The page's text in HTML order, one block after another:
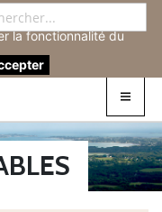
site, vous acceptez
réaliser des
la fonctionnalité du
Connexion